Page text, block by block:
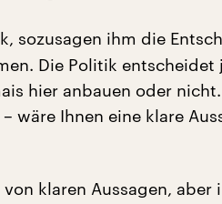
sozusagen ihm die
Die Politik entscheidet
hier anbauen oder
wäre Ihnen eine klare
klaren Aussagen, aber